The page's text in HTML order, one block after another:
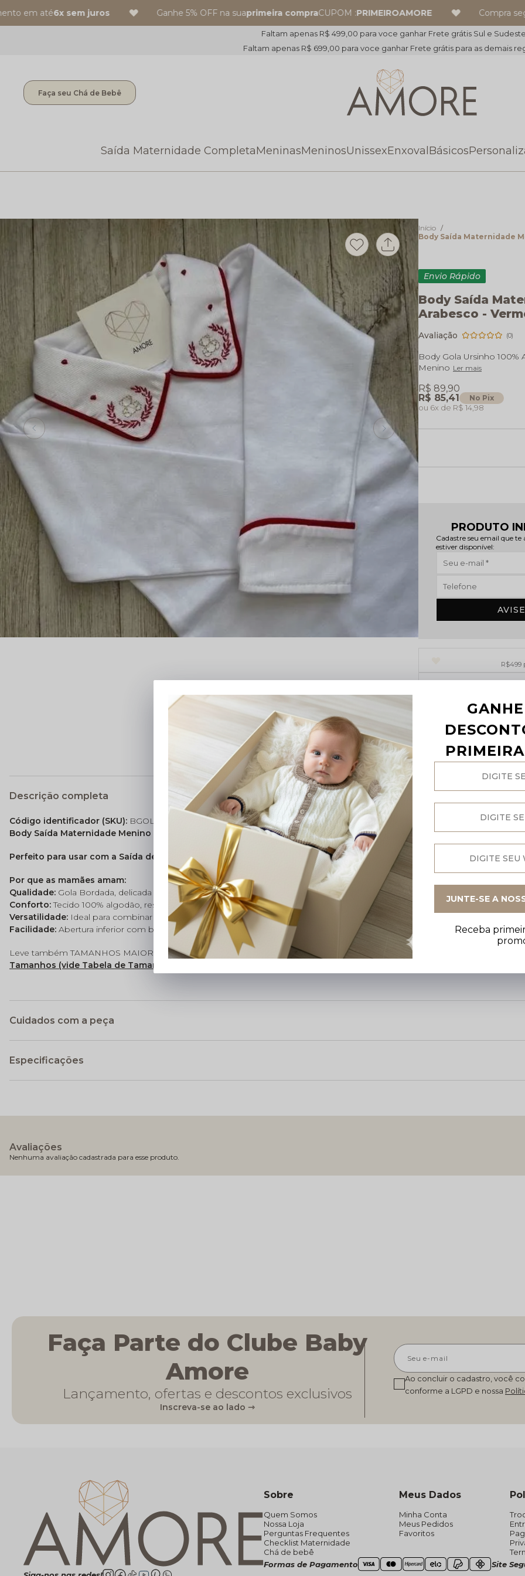
em até 6x sem juros Ganhe 5% OFF na sua primeira compraCUPOM :PRIMEIROAMORE Compra
Faltam apenas R$ 499,00 para voce ganhar Frete grátis Sul e Sudeste
Faltam apenas R$ 699,00 para voce ganhar Frete grátis para as demais
Faça seu Chá de Bebê
Saída Maternidade CompletaMeninasMeninosUnissexEnxoval Básicos
Início
Body Saída Maternidade
Envio Rápido
Body Saída
Arabesco -
(0)
Body Gola Ursinho
Menino Ler mais
R$ 85,41 No Pix
R$ 89,90
6x R$ 14,98
PRODUTO
Cadastre seu email que
estiver disponível:
R$499
Descrição completa
Código identificador (SKU): BGOL0020
Body Saída Maternidade Menino Ursinho
Perfeito para usar com a Saída de Maternidade Esse body é a escolha ideal para compor o look da saída de maternidade
Por que as mamães amam:
Qualidade: Gola Bordada, delicada e acabamento impecável.
Conforto:Tecido 100% algodão, respirável, macio e antialérgico.
Versatilidade: Ideal para combinar com saídas de maternidade e peças como calças, shorts e uso avulso.
Facilidade: Abertura inferior com botões de pressão para facilitar as trocas.
Leve também TAMANHOS MAIORES !!
Tamanhos (vide Tabela de Tamanhos)
Cuidados com a peça
Especificações
Avaliações
Nenhuma avaliação cadastrada para esse produto.
Faça Parte do Clube Baby
Amore
Lançamento, ofertas e descontos exclusivos
Inscreva-se ao lado ⇾
Ao concluir o cadastro, você
conforme a LGPD e nossa
Sobre
Quem Somos
Nossa Loja
Perguntas Frequentes
Checklist Maternidade
Chá de bebê
Meus Dados
Minha Conta
Meus Pedidos
Favoritos
Formas de Pagamento Site
Receba
JUNTE-SE A